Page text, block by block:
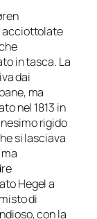
acciottolate
in tasca. La
dai
ma
nel 1813 in
rigido
si lasciava
Hegel a
di
con la